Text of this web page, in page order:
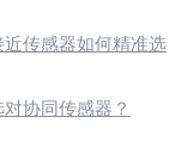
传感器如何精准选
协同传感器？